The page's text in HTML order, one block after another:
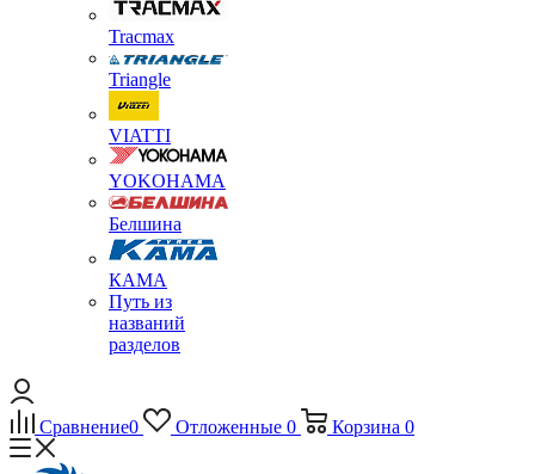
Tracmax
Triangle
VIATTI
YOKOHAMA
Белшина
КАМА
Путь из
названий
разделов
Сравнение0 Отложенные 0 Корзина 0